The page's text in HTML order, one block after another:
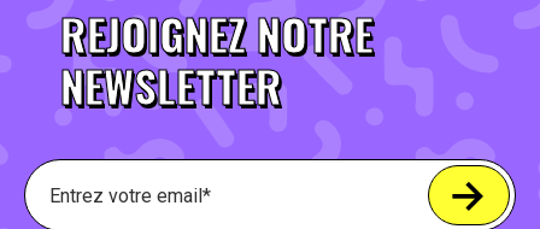
REJOIGNEZ NOTRE
NEWSLETTER